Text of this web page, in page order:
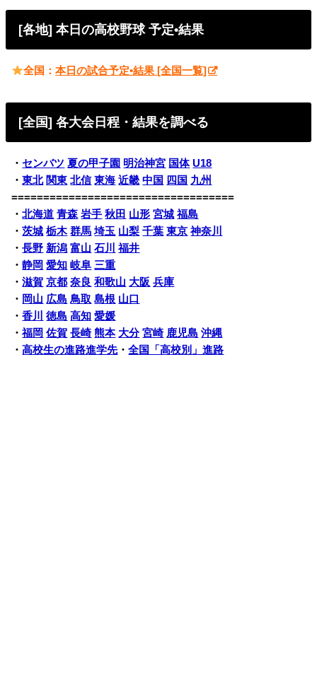
[各地] 本日の高校野球 予定•結果
全国：本日の試合予定•結果 [全国一覧]
[全国] 各大会日程・結果を調べる
・ センバツ 夏の甲子園 明治神宮 国体 U18
・東北 関東 北信 東海 近畿 中国 四国 九州
===================================
・北海道 青森 岩手 秋田 山形 宮城 福島
・茨城 栃木 群馬 埼玉 山梨 千葉 東京 神奈川
・長野 新潟 富山 石川
福井
・静岡 愛知 岐阜 三重
・滋賀 京都 奈良 和歌山 大阪 兵庫
・ 岡山 広島 鳥取 島根 山口
・香川 徳島 高知 愛媛
・福岡 佐賀 長崎 熊本 大分 宮崎 鹿児島 沖縄
・高校生の進路進学先・全国「高校別」進路